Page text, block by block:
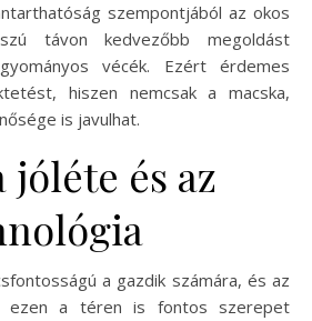
szempontjából az okos
távon kedvezőbb megoldást
vécék. Ezért érdemes
hiszen nemcsak a macska,
is javulhat.
jóléte és az
a gazdik számára, és az
ezen a téren is fontos szerepet